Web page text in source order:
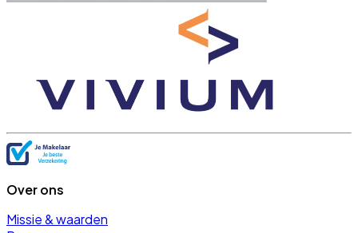
Over ons
Missie & waarden